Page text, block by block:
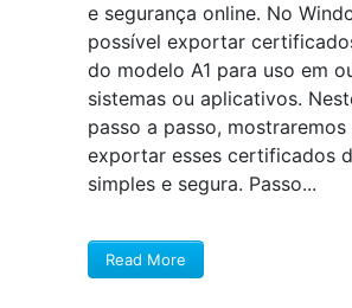
e segurança online. No
possível exportar
do modelo A1 para uso em
sistemas ou aplicativos.
passo a passo, mostraremos
exportar esses certificados
simples e segura. Passo...
Read More